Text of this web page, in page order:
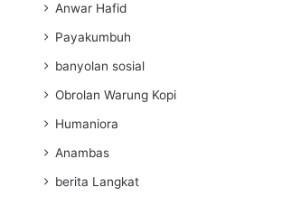
Anwar Hafid
Payakumbuh
banyolan sosial
Obrolan Warung Kopi
Humaniora
Anambas
berita Langkat